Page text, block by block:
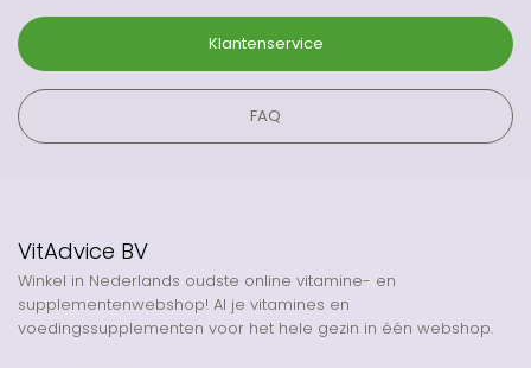
Klantenservice
FAQ
VitAdvice BV
Winkel in Nederlands oudste online vitamine- en
supplementenwebshop! Al je vitamines en
voedingssupplementen voor het hele gezin in één webshop.